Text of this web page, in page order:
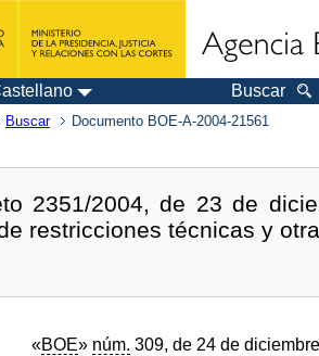
Buscar
Buscar Documento BOE-A-2004-21561
2351/2004, de 23 de
restricciones técnicas y
«BOE» núm. 309, de 24 de